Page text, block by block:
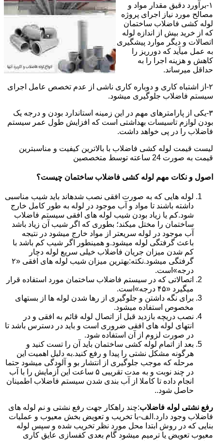
۱-برآورد دقیق مقدار مواد و
مصالح مورد نیاز اجرای پروژه
لوله کشی فاضلاب ساختمان
که از خرید بیش از اندازه لوله
اتصالات و دیگر موارد پیشگیری
به عمل میآید که دورریز را
کاهش و هزینه اجرا را به
حداقل میرساند.
۲-از اشتباه کاری و دوباره کاری ناشی از عدم تخصص عامل اجرای
سیستم فاضلاب جلوگیری میشود.
۳-یکی از پارامترهای مهم در این زمینه استاندارد بودن و درجه یک
بودن لوازم تاسیسات بهداشتی است که افزایش طول عمر سیستم
فاضلاب را در پی خواهد داشت.
لیست قیمت لوله کشی فاضلاب با بالاترین کیفیت و مناسبترین
قیمت به صورت 24 ساعته توسط متخصصین
اصول و نکات مهم لوله کشی فاضلاب ساختمان چیست؟
لوله هایی که به صورت افقی نصب شدهاند باید شیب مناسبی
داشته باشند تا مواد و آب موجود در لوله به طور کامل خارج
شود.کم یا زیاد بودن شیب لوله های افقی سیستم فاضلاب
ساختمان را مختل میکند؛ بطوری که اگر شیب آن زیاد باشد
آب موجود در لوله سریعتر از مواد خارج میشود در نتیجه
باعث گرفتگی لوله میشود.و همینطور اگر شیب کم باشد با
کم شدن میزان جریان فاضلاب خیلی سریع لوله دچار
گرفتگی میشود.نکته:بهترین میزان شیب لوله های افقی «۲
درجه»است.
اتصالاتی که در سیستم فاضلاب ساختمان مورد استفاده قرار
میگیرد «۴۵ درجه»است.
برای نگه داشتن و جلوگیری از رها شدن لوله ها از بستهای
مخصوص استفاده میشود.
نصب دریچه بازدید قبل از اتصال لوله قائم به افقی و در
انتهای لوله های افقی ضروری است و باید در دسترس باشد تا
در صورت لزوم از آن استفاده شود.
بعد از اتمام لوله کشی ساختمان باید آن را تست کنید و
هرگونه مشکل نشتی را پیدا و رفع کنید.به دلیل اهمیت این
مرحله که موجب جلوگیری از انتشار بو و آلودگی میشود حتما
در چند نوبت و به مدت تقریبی ۵ ساعت این آزمایش را با آب
انجام داده تا کاملا از آب بندی شدن سیستم فاضلاب اطمینان
حاصل شود..
رفع نشتی لوله فاضلاب:چند راهکار جهت رفع نشتی و نم لوله های
فاضلاب وجود دارد.الف-با تخریب و تعویض بخش معیوب و عملیات
بنایی که در روش ابتدا محل مورد نظر تخریب شده و سپس لوله
معیوب تعویض یا ترمیم میشود گام بعدی کفسازی عایق کاری